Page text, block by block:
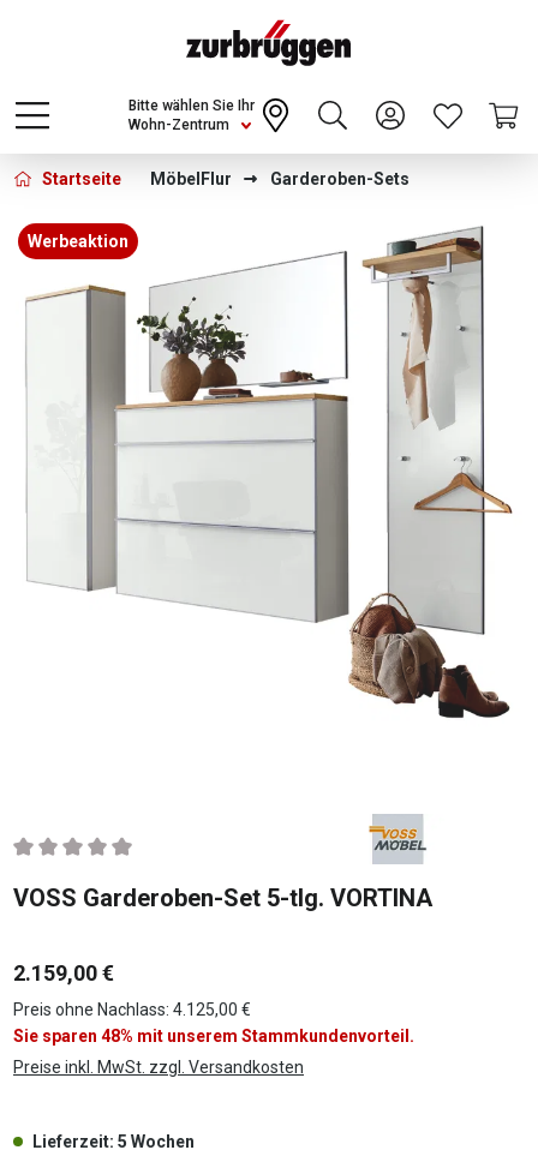
Choose a different country or region to see
content for your location and shop online
CONTINUE
Wohn-Zentrum
Bitte wählen Sie Ihr
Startseite Möbel Flur Garderoben-Sets
Bildergalerie überspringen
Werbeaktion
Durchschnittliche Bewertung von 0 von 5 Sternen
VOSS Garderoben-Set 5-tlg. VORTINA
2.159,00 €
Preis ohne Nachlass: 4.125,00 €
Sie sparen 48% mit unserem Stammkundenvorteil.
Preise inkl. MwSt. zzgl. Versandkosten
Lieferzeit: 5 Wochen